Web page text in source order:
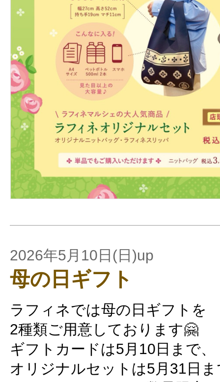
2026年5月10日(日)up
母の日ギフト
ラフィネでは母の日ギフトを
2種類ご用意しております🤗
ギフトカードは5月10日まで、
オリジナルセットは5月31日